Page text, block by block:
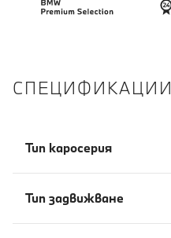
СПЕЦИФИКАЦИИ
Тип каросерия
Тип задвижване